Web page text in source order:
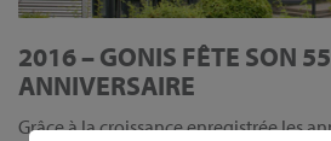
2016 – GONIS FÊTE SON
ANNIVERSAIRE
Grâce à la croissance enregistrée les